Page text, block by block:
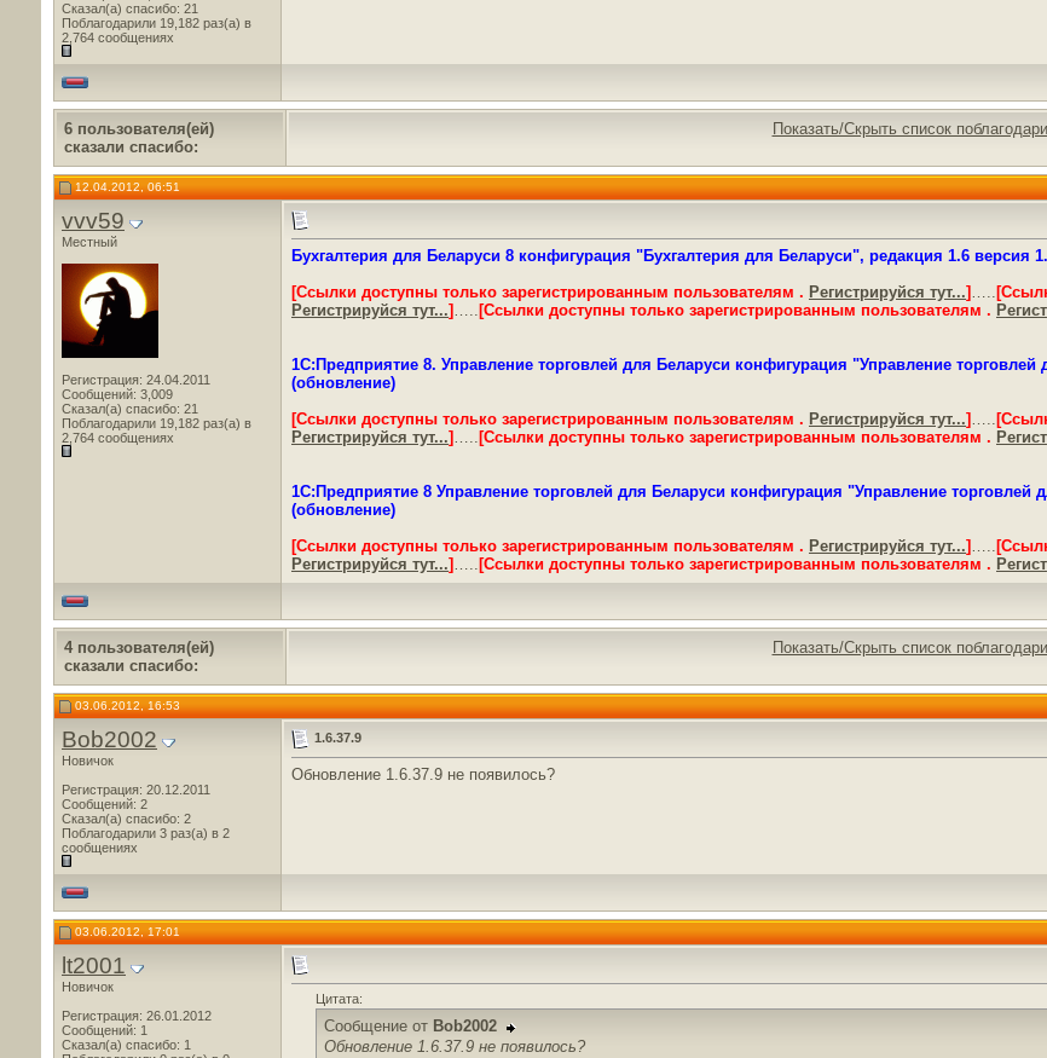
Сказал(а) спасибо: 21
Поблагодарили 19,182 раз(а) в
2,764 сообщениях
6 пользователя(ей)
сказали cпасибо:
Показать/Скрыть список
12.04.2012, 06:51
vvv59
Местный
Регистрация: 24.04.2011
Сообщений: 3,009
Сказал(а) спасибо: 21
Поблагодарили 19,182 раз(а) в
2,764 сообщениях
Бухгалтерия для Беларуси 8 конфигурация "Бухгалтерия для Беларуси", редакция 1.6 версия
[Ссылки доступны только зарегистрированным пользователям . Регистрируйся тут...] …..
Регистрируйся тут...] ….. [Ссылки доступны только зарегистрированным пользователям .
1С:Предприятие 8. Управление торговлей для Беларуси конфигурация "Управление торговлей
(обновление)
[Ссылки доступны только зарегистрированным пользователям . Регистрируйся тут...] …..
Регистрируйся тут...] ….. [Ссылки доступны только зарегистрированным пользователям .
1С:Предприятие 8 Управление торговлей для Беларуси конфигурация "Управление торговлей
(обновление)
[Ссылки доступны только зарегистрированным пользователям . Регистрируйся тут...] …..
Регистрируйся тут...] ….. [Ссылки доступны только зарегистрированным пользователям .
4 пользователя(ей)
сказали cпасибо:
Показать/Скрыть список
03.06.2012, 16:53
Bob2002
Новичок
Регистрация: 20.12.2011
Сообщений: 2
Сказал(а) спасибо: 2
Поблагодарили 3 раз(а) в 2
сообщениях
1.6.37.9
Обновление 1.6.37.9 не появилось?
03.06.2012, 17:01
lt2001
Новичок
Регистрация: 26.01.2012
Сообщений: 1
Сказал(а) спасибо: 1
Цитата:
Сообщение от Bob2002
Обновление 1.6.37.9 не появилось?